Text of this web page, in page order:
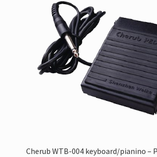
Cherub WTB-004 keyboard/pianino –